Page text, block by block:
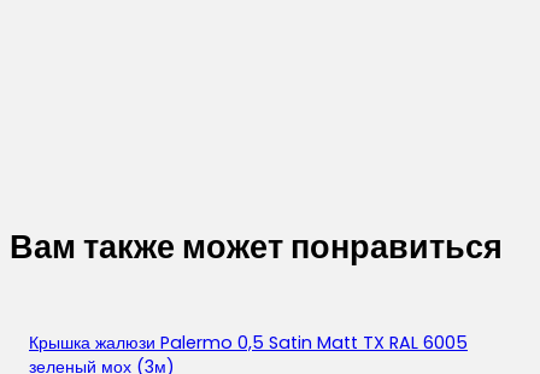
Вам также может понравиться
Крышка жалюзи Palermo 0,5 Satin Matt TX RAL 6005
зеленый мох (3м)